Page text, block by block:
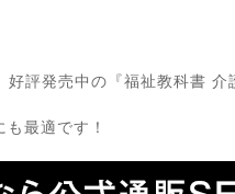
評発売中の『福祉教科書
最適です！